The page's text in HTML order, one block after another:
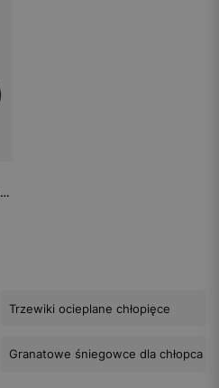
Czarne śniegowce dziecięce BARTEK 110457-03
Trzewiki ocieplane chłopięce
Granatowe śniegowce dla chłopca